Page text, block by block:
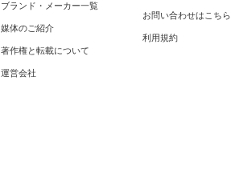
ブランド・メーカー一覧
媒体のご紹介
著作権と転載について
運営会社
お問い合わせはこちら
利用規約